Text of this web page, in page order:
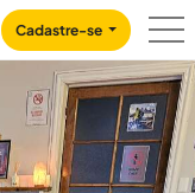
Cadastre-se